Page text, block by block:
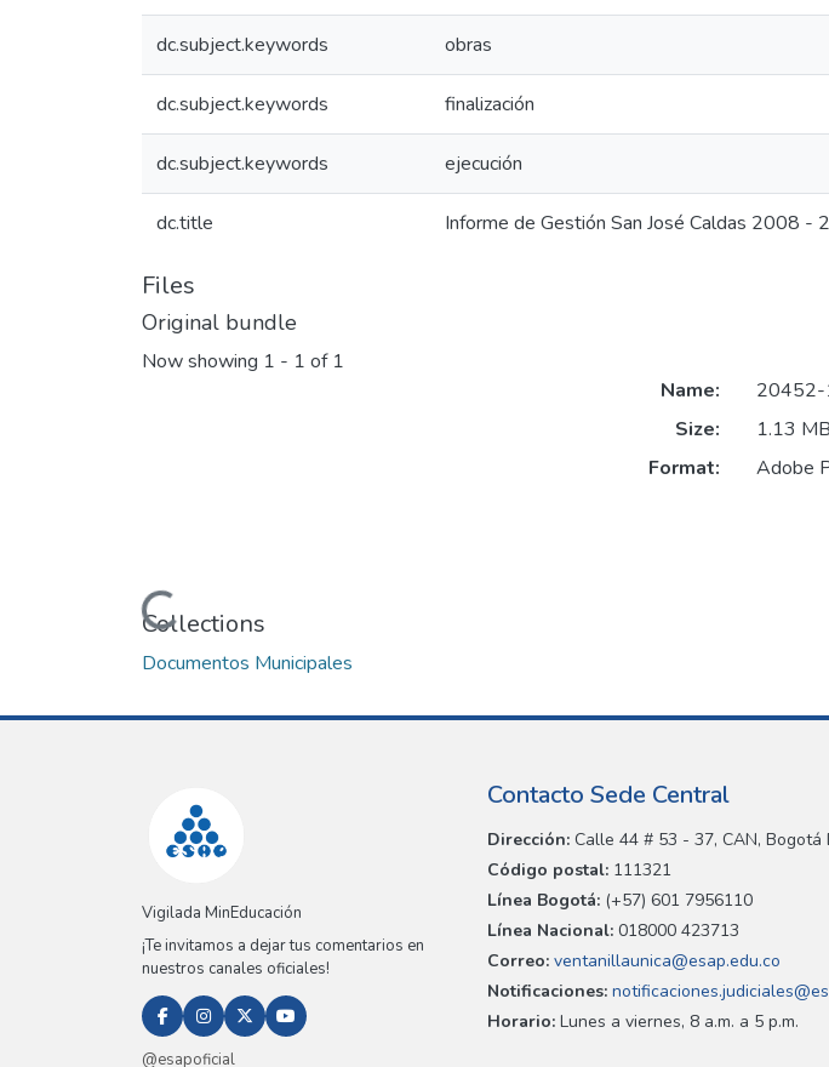
dc.subject.keywords obras
dc.subject.keywords finalización
dc.subject.keywords ejecución
dc.title Informe de Gestión San José Caldas 2008
Files
Original bundle
Now showing 1 - 1 of 1
Loading...
Name:
20452-
Size:
1.13 MB
Format:
Adobe
Collections
Documentos Municipales
Vigilada MinEducación
¡Te invitamos a dejar tus comentarios en
nuestros canales oficiales!
@esapoficial
Contacto Sede Central
Dirección: Calle 44 # 53 - 37, CAN, Bogotá
Código postal: 111321
Línea Bogotá: (+57) 601 7956110
Línea Nacional: 018000 423713
Correo: ventanillaunica@esap.edu.co
Notificaciones:
Horario: Lunes a viernes, 8 a.m. a 5 p.m.